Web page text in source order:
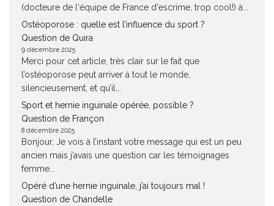
(docteure de l'équipe de France d'escrime, trop cool!) à...
Ostéoporose : quelle est l’influence du sport ?
Question de Quira
9 décembre 2025
Merci pour cet article, très clair sur le fait que
l’ostéoporose peut arriver à tout le monde,
silencieusement, et qu’il...
Sport et hernie inguinale opérée, possible ?
Question de Françon
8 décembre 2025
Bonjour, Je vois à l’instant votre message qui est un peu
ancien mais j’avais une question car les témoignages
femme...
Opéré d’une hernie inguinale, j’ai toujours mal !
Question de Chandelle